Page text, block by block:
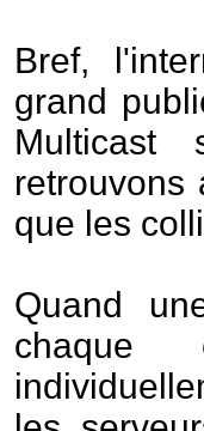
Bref,
grand
Multicast
retrouvons
que les
Quand
chaque